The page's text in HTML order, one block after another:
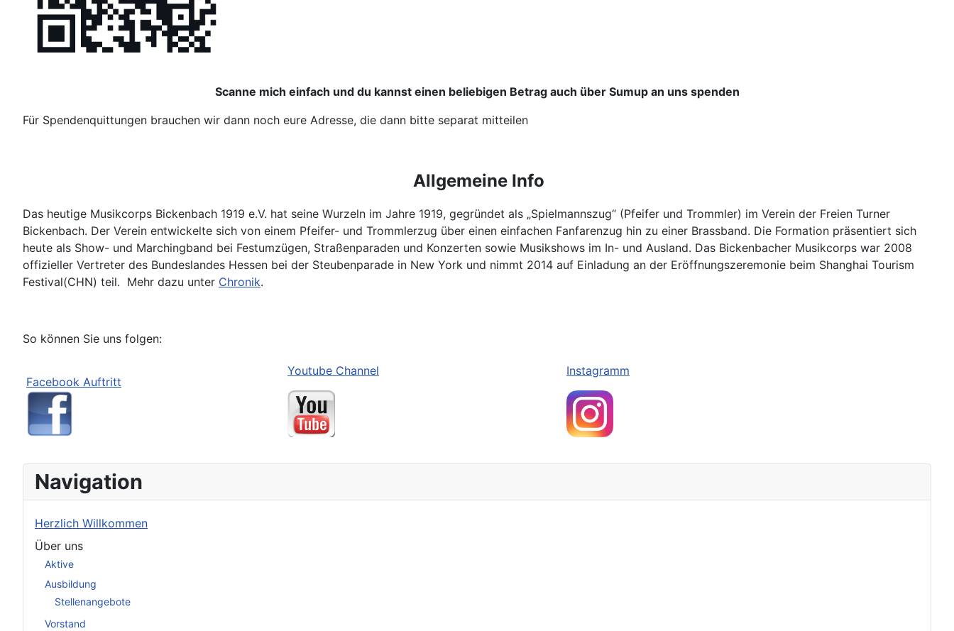
Scanne mich einfach und du kannst einen beliebigen Betrag auch über Sumup an uns spenden
Für Spendenquittungen brauchen wir dann noch eure Adresse, die dann bitte separat mitteilen
Allgemeine Info
Das heutige Musikcorps Bickenbach 1919 e.V. hat seine Wurzeln im Jahre 1919, gegründet als „Spielmannszug“ (Pfeifer und Trommler) im Verein der Freien Turner
Bickenbach. Der Verein entwickelte sich von einem Pfeifer- und Trommlerzug über einen einfachen Fanfarenzug hin zu einer Brassband. Die Formation präsentiert sich
heute als Show- und Marchingband bei Festumzügen, Straßenparaden und Konzerten sowie Musikshows im In- und Ausland. Das Bickenbacher Musikcorps war 2008
offizieller Vertreter des Bundeslandes Hessen bei der Steubenparade in New York und nimmt 2014 auf Einladung an der Eröffnungszeremonie beim Shanghai Tourism
Festival(CHN) teil. Mehr dazu unter Chronik.
So können Sie uns folgen:
Facebook Auftritt
Youtube Channel Instagramm
Navigation
Herzlich Willkommen
Über uns
Aktive
Ausbildung
Stellenangebote
Vorstand